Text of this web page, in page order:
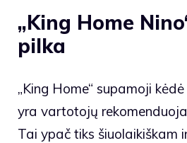
„King Home
pilka
„King Home“ supamoji
yra vartotojų
Tai ypač tiks šiuolaikiškam